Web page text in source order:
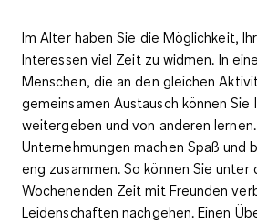
Im Alter haben Sie die Möglichkeit,
Interessen viel Zeit zu widmen. In
Menschen, die an den gleichen
gemeinsamen Austausch können Sie
weitergeben und von anderen
Unternehmungen machen Spaß und
eng zusammen. So können Sie unter
Wochenenden Zeit mit Freunden
Leidenschaften nachgehen. Einen